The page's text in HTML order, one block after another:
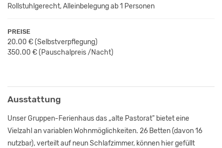
Rollstuhlgerecht, Alleinbelegung ab 1 Personen
PREISE
20.00 €(Selbstverpflegung)
350.00 € (Pauschalpreis /Nacht)
Ausstattung
Unser Gruppen-Ferienhaus das „alte Pastorat" bietet eine
Vielzahl an variablen Wohnmöglichkeiten. 26 Betten (davon 16
nutzbar), verteilt auf neun Schlafzimmer, können hier gefüllt